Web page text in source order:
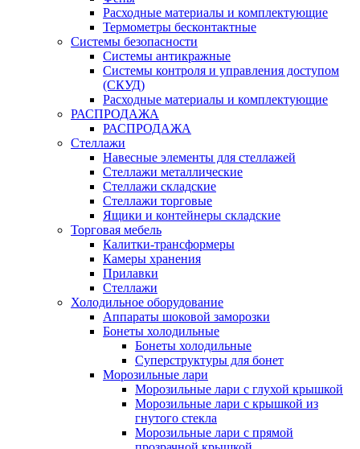
Расходные материалы и комплектующие
Термометры бесконтактные
Системы безопасности
Системы антикражные
Системы контроля и управления доступом
(СКУД)
Расходные материалы и комплектующие
РАСПРОДАЖА
РАСПРОДАЖА
Стеллажи
Навесные элементы для стеллажей
Стеллажи металлические
Стеллажи складские
Стеллажи торговые
Ящики и контейнеры складские
Торговая мебель
Калитки-трансформеры
Камеры хранения
Прилавки
Стеллажи
Холодильное оборудование
Аппараты шоковой заморозки
Бонеты холодильные
Бонеты холодильные
Суперструктуры для бонет
Морозильные лари
Морозильные лари с глухой крышкой
Морозильные лари с крышкой из
гнутого стекла
Морозильные лари с прямой